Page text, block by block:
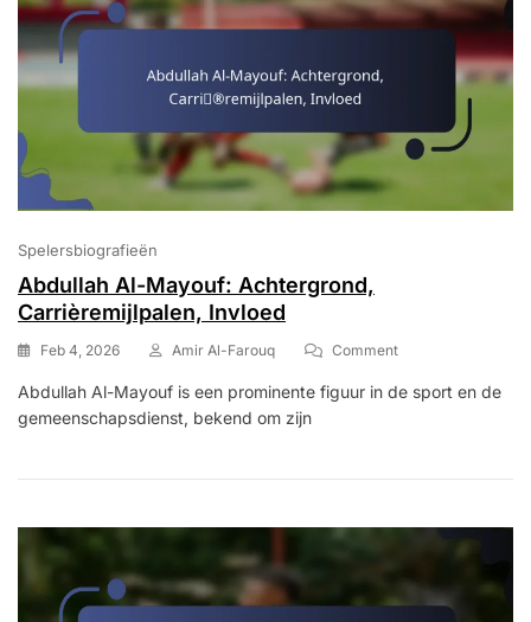
Spelersbiografieën
Abdullah Al-Mayouf: Achtergrond,
Carrièremijlpalen, Invloed
Feb 4, 2026 Amir Al-Farouq CommentOn
Al-
Invloed
Abdullah Al-Mayouf is een prominente figuur in de sport en de
gemeenschapsdienst, bekend om zijn